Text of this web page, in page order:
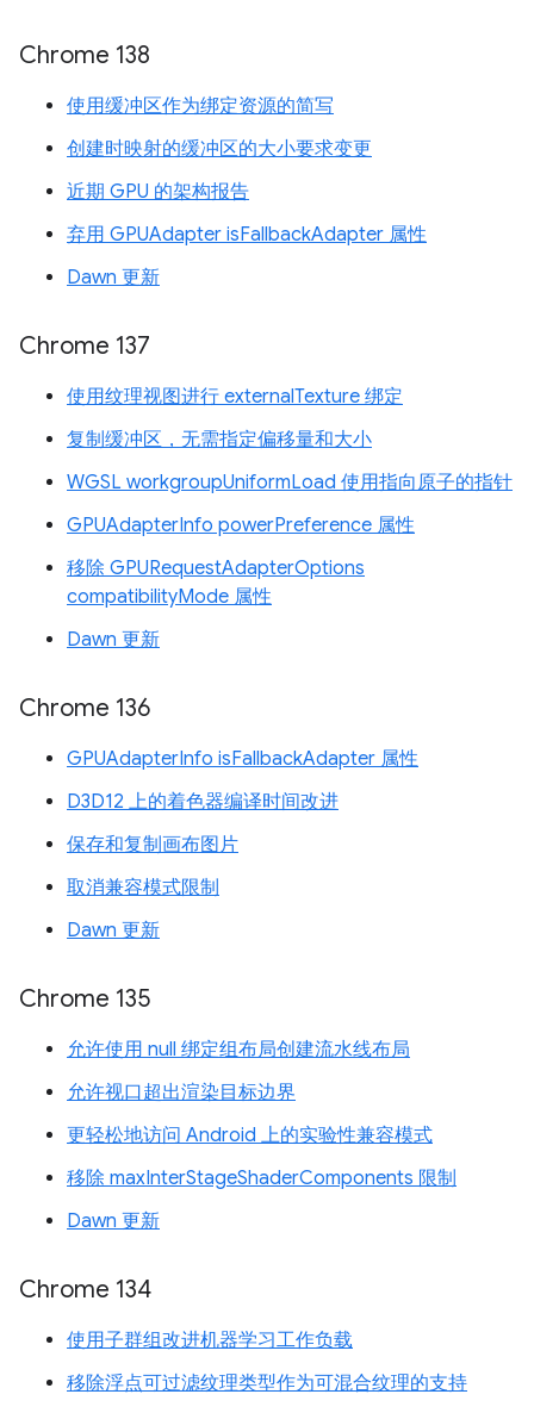
Chrome 138
使用缓冲区作为绑定资源的简写
创建时映射的缓冲区的大小要求变更
近期 GPU 的架构报告
弃用 GPUAdapter isFallbackAdapter 属性
Dawn 更新
Chrome 137
使用纹理视图进行 externalTexture 绑定
复制缓冲区，无需指定偏移量和大小
WGSL workgroupUniformLoad 使用指向原子的指针
GPUAdapterInfo powerPreference 属性
移除 GPURequestAdapterOptions
compatibilityMode 属性
Dawn 更新
Chrome 136
GPUAdapterInfo isFallbackAdapter 属性
D3D12 上的着色器编译时间改进
保存和复制画布图片
取消兼容模式限制
Dawn 更新
Chrome 135
允许使用 null 绑定组布局创建流水线布局
允许视口超出渲染目标边界
更轻松地访问 Android 上的实验性兼容模式
移除 maxInterStageShaderComponents 限制
Dawn 更新
Chrome 134
使用子群组改进机器学习工作负载
移除浮点可过滤纹理类型作为可混合纹理的支持